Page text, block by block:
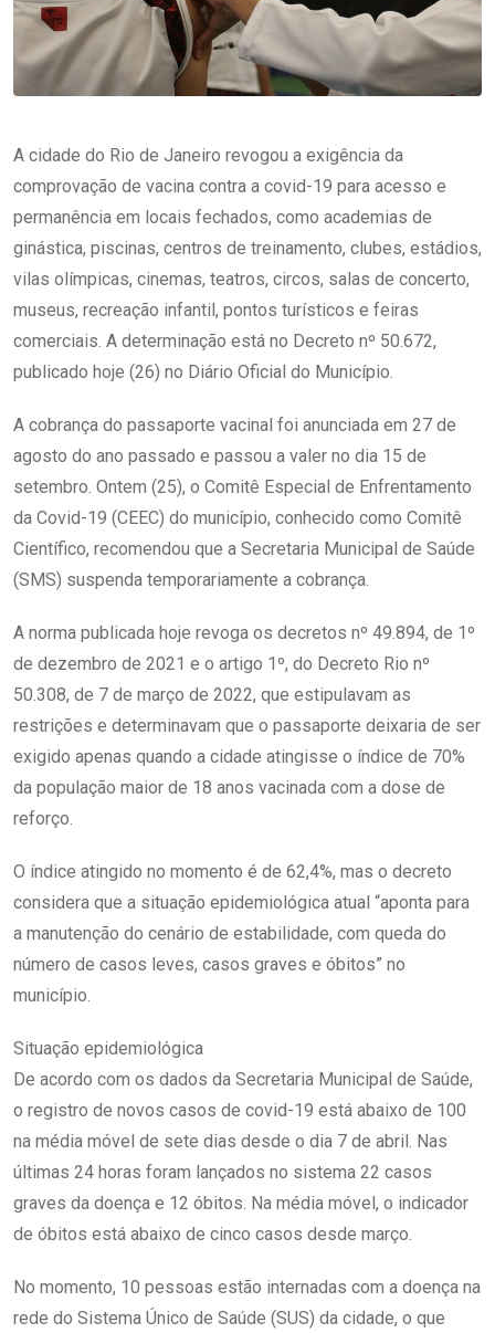
A cidade do Rio de Janeiro revogou a exigência da
comprovação de vacina contra a covid-19 para acesso e
permanência em locais fechados, como academias de
ginástica, piscinas, centros de treinamento, clubes, estádios,
vilas olímpicas, cinemas, teatros, circos, salas de concerto,
museus, recreação infantil, pontos turísticos e feiras
comerciais. A determinação está no Decreto nº 50.672,
publicado hoje (26) no Diário Oficial do Município.
A cobrança do passaporte vacinal foi anunciada em 27 de
agosto do ano passado e passou a valer no dia 15 de
setembro. Ontem (25), o Comitê Especial de Enfrentamento
da Covid-19 (CEEC) do município, conhecido como Comitê
Científico, recomendou que a Secretaria Municipal de Saúde
(SMS) suspenda temporariamente a cobrança.
A norma publicada hoje revoga os decretos nº 49.894, de 1º
de dezembro de 2021 e o artigo 1º, do Decreto Rio nº
50.308, de 7 de março de 2022, que estipulavam as
restrições e determinavam que o passaporte deixaria de ser
exigido apenas quando a cidade atingisse o índice de 70%
da população maior de 18 anos vacinada com a dose de
reforço.
O índice atingido no momento é de 62,4%, mas o decreto
considera que a situação epidemiológica atual “aponta para
a manutenção do cenário de estabilidade, com queda do
número de casos leves, casos graves e óbitos” no
município.
Situação epidemiológica
De acordo com os dados da Secretaria Municipal de Saúde,
o registro de novos casos de covid-19 está abaixo de 100
na média móvel de sete dias desde o dia 7 de abril. Nas
últimas 24 horas foram lançados no sistema 22 casos
graves da doença e 12 óbitos. Na média móvel, o indicador
de óbitos está abaixo de cinco casos desde março.
No momento, 10 pessoas estão internadas com a doença na
rede do Sistema Único de Saúde (SUS) da cidade, o que